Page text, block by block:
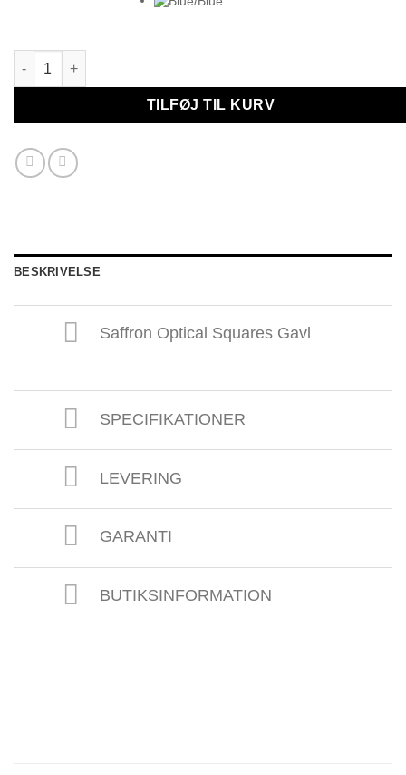
Saffron Optical Squares Gavl antal
TILFØJ TIL KURV
BESKRIVELSE
Saffron Optical Squares Gavl
SPECIFIKATIONER
LEVERING
GARANTI
BUTIKSINFORMATION